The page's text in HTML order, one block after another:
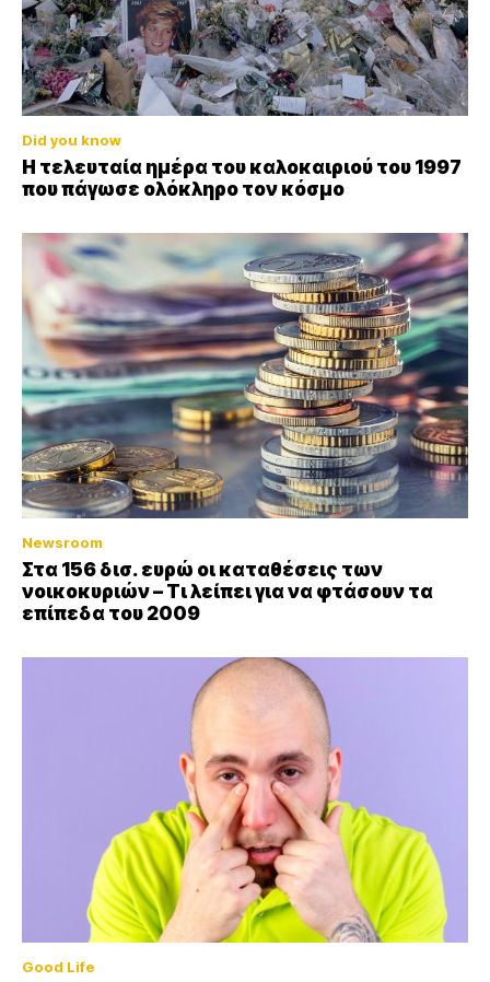
Did you know
Η τελευταία ημέρα του καλοκαιριού του 1997
που πάγωσε ολόκληρο τον κόσμο
Newsroom
Στα 156 δισ. ευρώ οι καταθέσεις των
νοικοκυριών – Τι λείπει για να φτάσουν τα
επίπεδα του 2009
Good Life